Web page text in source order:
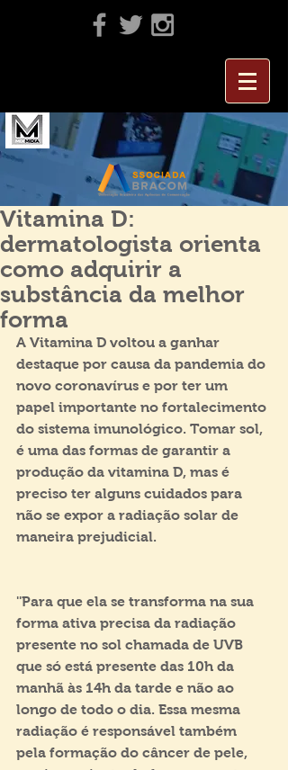
Vitamina D:
dermatologista orienta
como adquirir a
substância da melhor
forma
A Vitamina D voltou a ganhar
destaque por causa da pandemia do
novo coronavírus e por ter um
papel importante no fortalecimento
do sistema imunológico. Tomar sol,
é uma das formas de garantir a
produção da vitamina D, mas é
preciso ter alguns cuidados para
não se expor a radiação solar de
maneira prejudicial.
''Para que ela se transforma na sua
forma ativa precisa da radiação
presente no sol chamada de UVB
que só está presente das 10h da
manhã às 14h da tarde e não ao
longo de todo o dia. Essa mesma
radiação é responsável também
pela formação do câncer de pele,